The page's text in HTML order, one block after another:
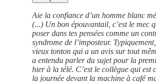
Aie la confiance d’un homme blanc
(...) Un bon épouvantail, c’est le mec
poser dans tes pensées comme un
syndrome de l’imposteur.
vieux tonton qui a un avis sur tout
a entendu parler du sujet pour la
hier à la télé. C’est le collègue qui est
la journée devant la machine à café